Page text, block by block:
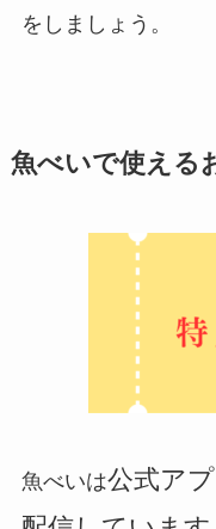
をしましょう。
魚べいで使える
魚べいは公式ア